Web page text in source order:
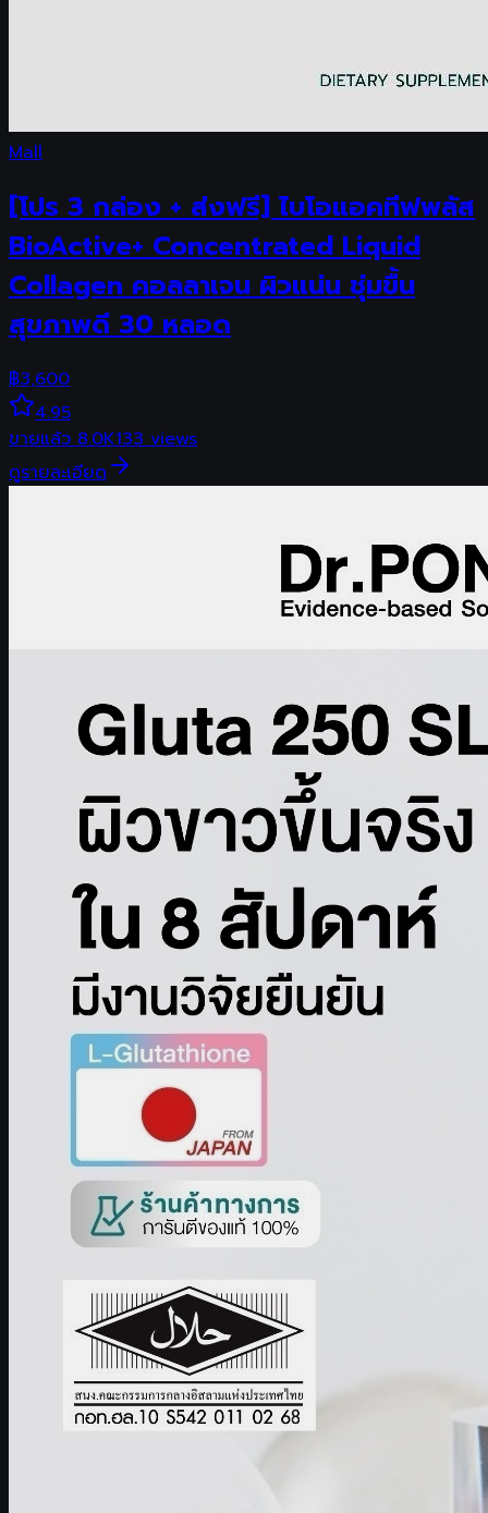
Mall
[โปร 3 กล่อง + ส่งฟรี] ไบโอแอคทีฟพลัส
BioActive+ Concentrated Liquid
Collagen คอลลาเจน ผิวแน่น ชุ่มขื้น
สุขภาพดี 30 หลอด
฿3,600
4.95
ขายแล้ว8.0K133views
ดูรายละเอียด